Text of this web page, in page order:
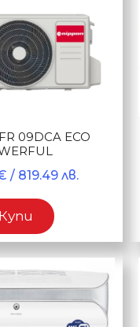
09DCA ECO
/ 819.49 лв.
Купи